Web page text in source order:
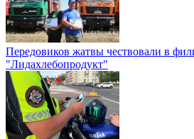
Передовиков жатвы чествовали в
"Лидахлебопродукт"